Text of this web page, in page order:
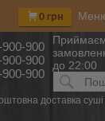
900
900
900
до 22:00
Искать:
0 грн
доставка суші